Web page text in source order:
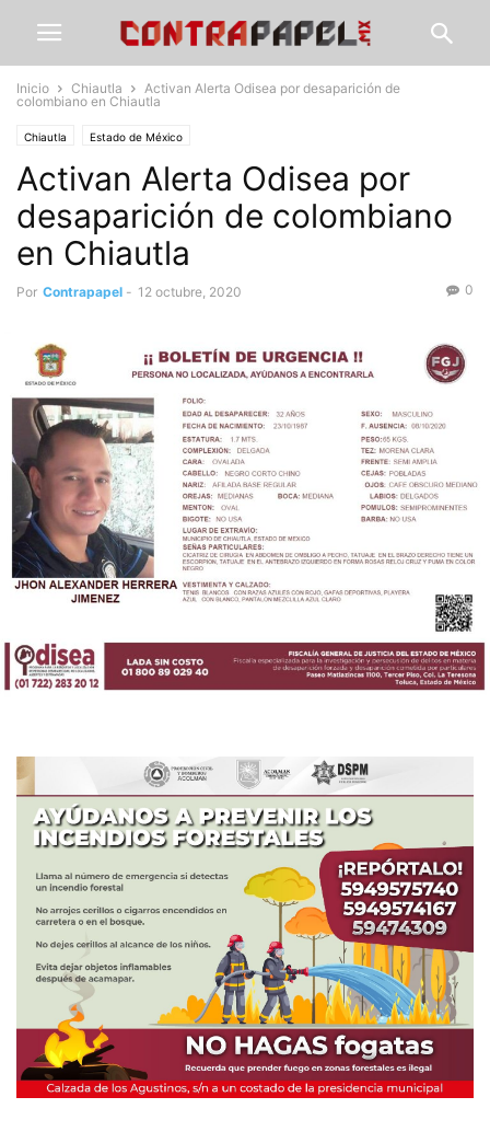
Inicio Chiautla
Activan Alerta Odisea por desaparición de
colombiano en Chiautla
Chiautla Estado de México
Activan Alerta Odisea por
desaparición de colombiano
en Chiautla
Por Contrapapel - 12 octubre, 2020 0